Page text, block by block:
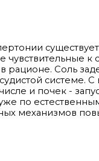
существует
к
рационе. Соль
системе. С
и почек -
по
механизмов